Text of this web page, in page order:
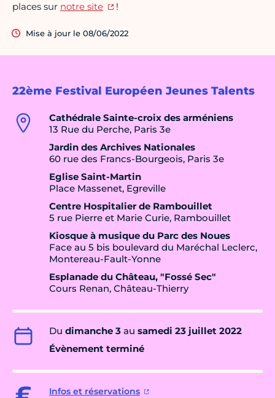
22ème Festival Européen Jeunes Talents
Cathédrale Sainte-croix des arméniens
13 Rue du Perche, Paris 3e
Jardin des Archives Nationales
60 rue des Francs-Bourgeois, Paris 3e
Eglise Saint-Martin
Place Massenet, Egreville
Centre Hospitalier de Rambouillet
5 rue Pierre et Marie Curie, Rambouillet
Kiosque à musique du Parc des Noues
Face au 5 bis boulevard du Maréchal Leclerc,
Montereau-Fault-Yonne
Esplanade du Château, "Fossé Sec"
Cours Renan, Château-Thierry
Du dimanche 3 au samedi 23 juillet 2022
Évènement terminé
Infos et réservations
places sur notre site !
Mise à jour le 08/06/2022